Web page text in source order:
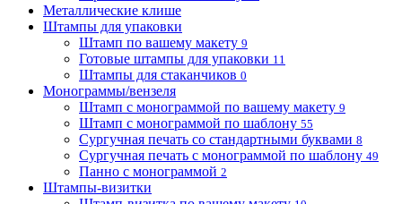
Металлические клише
Штампы для упаковки
Штамп по вашему макету 9
Готовые штампы для упаковки 11
Штампы для стаканчиков 0
Монограммы/вензеля
Штамп с монограммой по вашему макету 9
Штамп с монограммой по шаблону 55
Сургучная печать со стандартными буквами 8
Сургучная печать с монограммой по шаблону 49
Панно с монограммой 2
Штампы-визитки